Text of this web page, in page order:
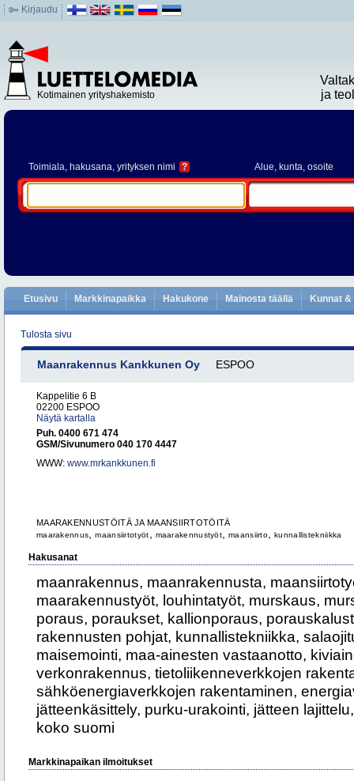
Kirjaudu
Kotimainen yrityshakemisto
ja
Toimiala, hakusana, yrityksen nimi ? Alue, kunta, osoite
Etusivu Markkinapaikka Hakukone Mainosta täällä Kunnat
Tulosta sivu
Maanrakennus Kankkunen Oy ESPOO
Kappelitie 6 B
02200 ESPOO
Näytä kartalla
Puh. 0400 671 474
GSM/Sivunumero 040 170 4447
WWW: www.mrkankkunen.fi
MAARAKENNUSTÖITÄ JA MAANSIIRTOTÖITÄ
maarakennus ,maansiirtotyöt maarakennustyöt ,maansiirto ,kunnallistekniikka
Hakusanat
maanrakennus, maanrakennusta,
maarakennustyöt, louhintatyöt, murskaus,
poraus, poraukset, kallionporaus,
rakennusten pohjat, kunnallistekniikka,
maisemointi, maa-ainesten vastaanotto,
verkonrakennus, tietoliikenneverkkojen
sähköenergiaverkkojen rakentaminen,
jätteenkäsittely, purku-urakointi, jätteen
koko suomi
Markkinapaikan ilmoitukset